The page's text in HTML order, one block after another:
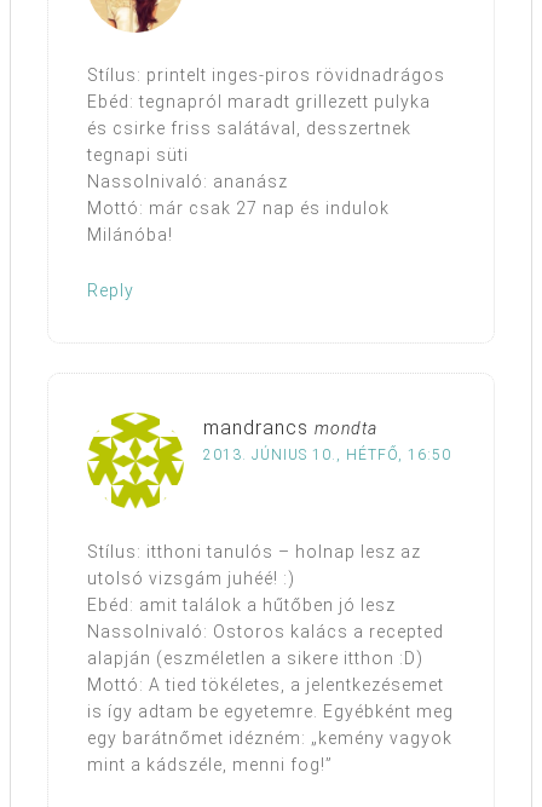
Stílus: printelt inges-piros rövidnadrágos
Ebéd: tegnapról maradt grillezett pulyka
és csirke friss salátával, desszertnek
tegnapi süti
Nassolnivaló: ananász
Mottó: már csak 27 nap és indulok
Milánóba!
Reply
mandrancs mondta
2013. JÚNIUS 10., HÉTFŐ, 16:50
Stílus: itthoni tanulós – holnap lesz az
utolsó vizsgám juhéé! :)
Ebéd: amit találok a hűtőben jó lesz
Nassolnivaló: Ostoros kalács a recepted
alapján (eszméletlen a sikere itthon :D)
Mottó: A tied tökéletes, a jelentkezésemet
is így adtam be egyetemre. Egyébként meg
egy barátnőmet idézném: „kemény vagyok
mint a kádszéle, menni fog!”